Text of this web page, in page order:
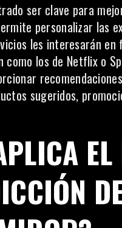
ser clave para
personalizar las
les interesarán
como los de Netflix o
sugeridos,